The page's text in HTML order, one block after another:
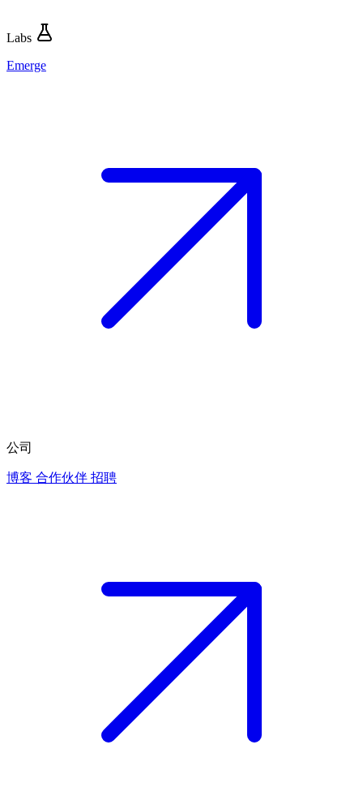
Labs
Emerge
公司
博客 合作伙伴 招聘